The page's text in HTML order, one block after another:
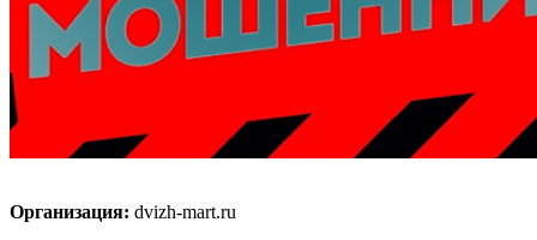
Организация: dvizh-mart.ru